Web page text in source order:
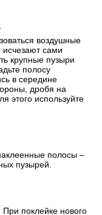
Излишек
и убирается
вас получится
воздушные
сами
полосу
в середине
дробя на
этого используйте